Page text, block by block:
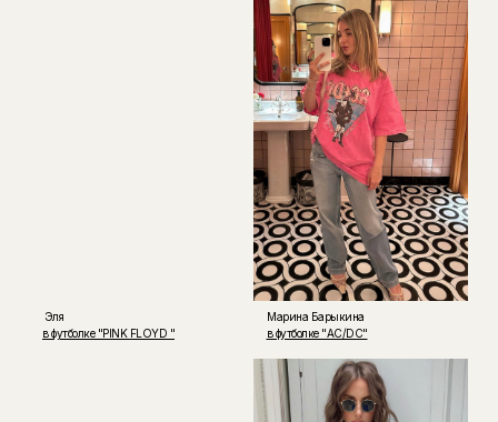
Эля
в футболке "PINK FLOYD "
Марина Барыкина
в футболке "AC/DC"